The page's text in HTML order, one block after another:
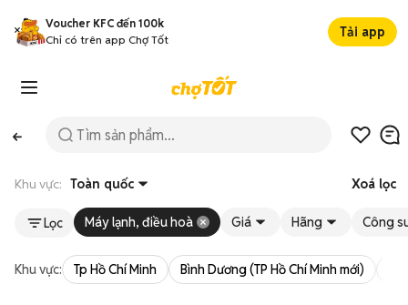
Voucher KFC đến 100k
Chỉ có trên app Chợ Tốt
Tải app
Khu vực: Toàn quốc Xoá lọc
Lọc Máy lạnh, điều hoà Giá Hãng Công
Khu vực: Tp Hồ Chí Minh Bình Dương (TP Hồ Chí Minh mới)